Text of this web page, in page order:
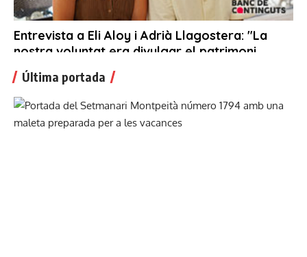
Última portada